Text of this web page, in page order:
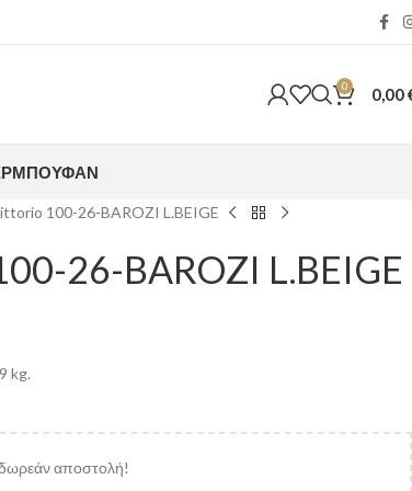
0 0,00
ΜΠΟΥΦΆΝ
100-26-BAROZI L.BEIGE
26-BAROZI L.BEIGE
kg.
δωρεάν αποστολή!